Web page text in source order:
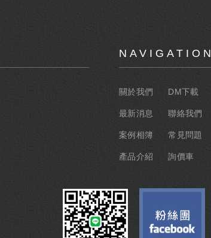
NAVIGATION
關於我們
最新消息
案例相簿
產品介紹
DM下載
聯絡我們
常見問題
詢價車